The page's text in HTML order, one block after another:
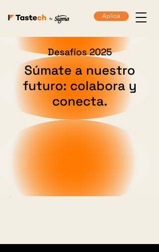
Aplica
Desafíos 2025
Súmate a nuestro
futuro: colabora y
conecta.